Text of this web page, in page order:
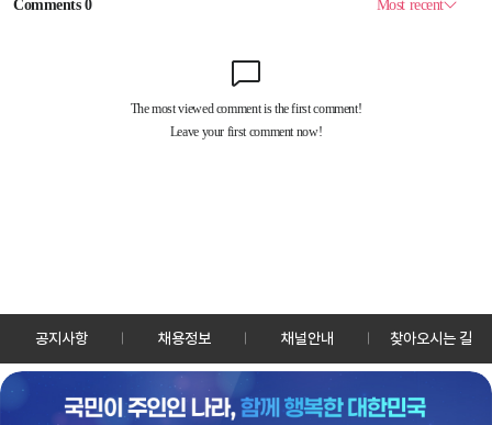
공지사항 채용정보 채널안내 찾아오시는 길
30128 세종특별자치시 정부2청사로 13 한국정책방송원 KTV
TEL: 044-204-8000